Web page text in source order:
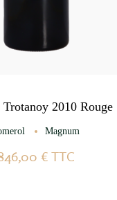
Trotanoy 2010 Rouge
Magnum
€TTC